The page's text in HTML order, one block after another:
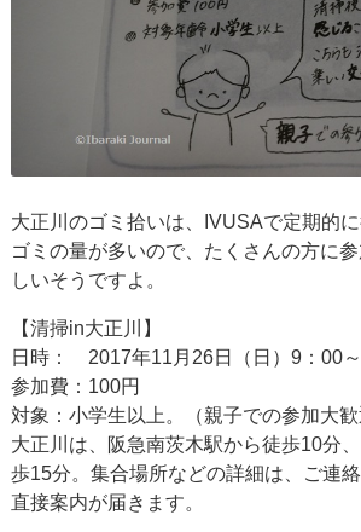
大正川のゴミ拾いは、IVUSAで定期的に
ゴミの量が多いので、たくさんの方に
しいそうですよ。
【清掃in大正川】
日時： 2017年11月26日（日）9：00
参加費：100円
対象：小学生以上。（親子での参加大歓
大正川は、阪急南茨木駅から徒歩10分
歩15分。集合場所などの詳細は、ご連
直接案内が届きます。